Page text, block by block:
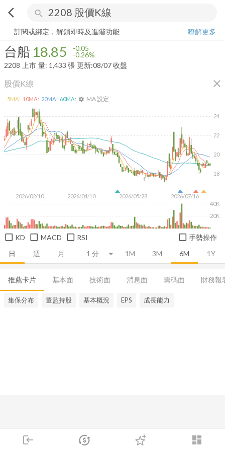
arrow_back_ios search
login dashboard
市場 登入
台船 18.85-0.26%
訂閱或綁定，解鎖即時及進階功能
瞭解更多
台船 18.85 -0.05
-0.26%
2208
上市 量: 1,433 張 更新:08/07 收盤
股價K線 close
日 週 月 1M 3M 6M 1Y
2026/02/10 2026/04/10 2026/05/28 2026/07/16
18
20
22
24
20K
40K
5MA: 10MA: 20MA: 60MA: settings MA 設定
KD MACD RSI 手勢操作
推薦卡片 基本面 技術面 消息面 籌碼面 財務報
集保分布 董監持股 基本概況 EPS 成長能力